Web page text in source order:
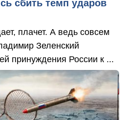
сбить темп ударов
плачет. А ведь совсем
Зеленский
принуждения России к ...